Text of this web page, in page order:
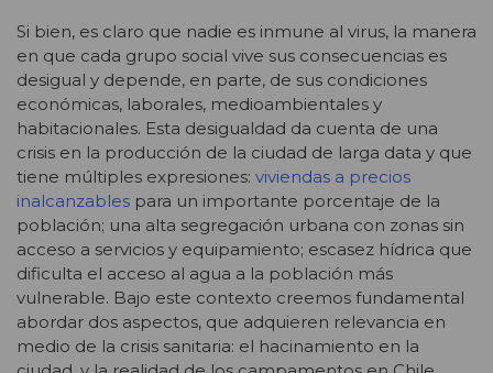
Si bien, es claro que nadie es inmune al virus, la manera
en que cada grupo social vive sus consecuencias es
desigual y depende, en parte, de sus condiciones
económicas, laborales, medioambientales y
habitacionales. Esta desigualdad da cuenta de una
crisis en la producción de la ciudad de larga data y que
tiene múltiples expresiones: viviendas a precios
inalcanzables para un importante porcentaje de la
población; una alta segregación urbana con zonas sin
acceso a servicios y equipamiento; escasez hídrica que
dificulta el acceso al agua a la población más
vulnerable. Bajo este contexto creemos fundamental
abordar dos aspectos, que adquieren relevancia en
medio de la crisis sanitaria: el hacinamiento en la